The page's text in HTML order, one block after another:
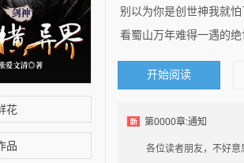
花
品
别以为你是创世神我就怕
看蜀山万年难得一遇的绝
开始阅读
第0000章:通知
各位读者朋友，不好意